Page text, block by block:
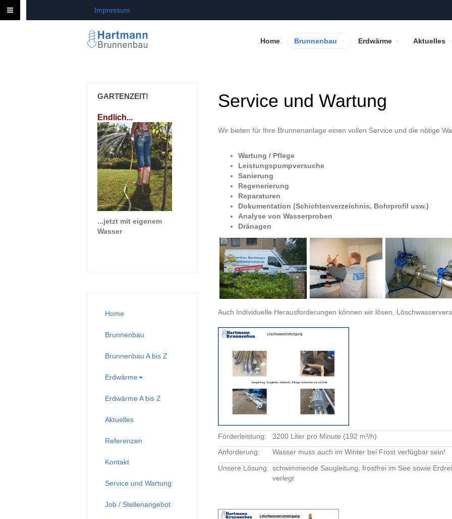
Impressum
Home Brunnenbau Erdwärme Aktuelles
Service und Wartung
Wir bieten für Ihre Brunnenanlage einen vollen Service und die nötige
Wartung / Pflege
Leistungspumpversuche
Sanierung
Regenerierung
Reparaturen
Dokumentation (Schichtenverzeichnis, Bohrprofil usw.)
Analyse von Wasserproben
Dränagen
Auch Individuelle Herausforderungen können wir lösen,
Förderleistung: 3200 Liter pro Minute (192 m³/h)
Anforderung:
Wasser muss auch im Winter bei Frost verfügbar sein!
Unsere Lösung: schwimmende Saugleitung, frostfrei im See sowie
verlegt
GARTENZEIT!
Endlich...
...jetzt mit eigenem
Wasser
Home
Brunnenbau
Brunnenbau A bis Z
Erdwärme
Erdwärme A bis Z
Aktuelles
Referenzen
Kontakt
Service und Wartung
Job / Stellenangebot